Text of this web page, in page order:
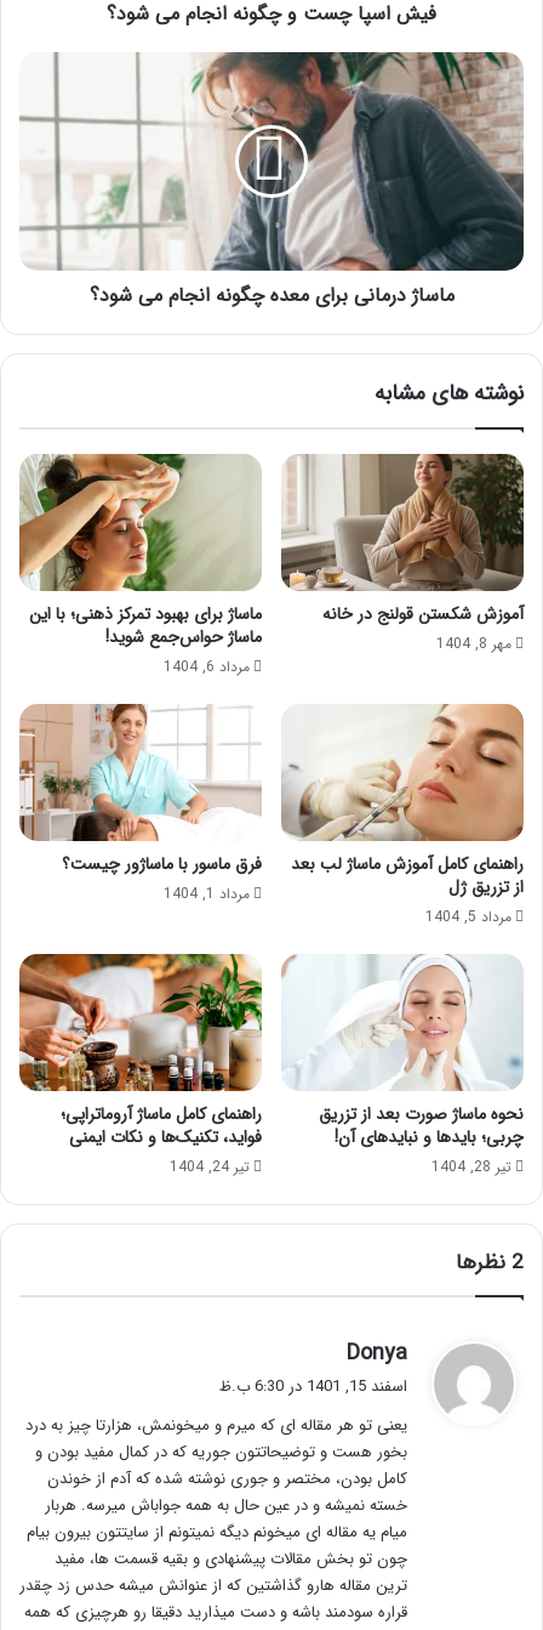
فیش اسپا چست و چگونه انجام می شود؟
ماساژ
درمانی
برای
معده
چگونه
انجام
می
شود؟
ماساژ درمانی برای معده چگونه انجام می شود؟
نوشته های مشابه
آموزش شکستن قولنج در خانه
مهر 8, 1404
ماساژ برای بهبود تمرکز ذهنی؛ با این
ماساژ حواس‌جمع شوید!
مرداد 6, 1404
راهنمای کامل آموزش ماساژ لب بعد
از تزریق ژل
مرداد 5, 1404
فرق ماسور با ماساژور چیست؟
مرداد 1, 1404
نحوه ماساژ صورت بعد از تزریق
چربی؛ بایدها و نبایدهای آن!
تیر 28, 1404
راهنمای کامل ماساژ آروماتراپی؛
فواید، تکنیک‌ها و نکات ایمنی
تیر 24, 1404
‫2 نظرها
Donya
:
اسفند 15, 1401 در 6:30 ب.ظ
یعنی تو هر مقاله ای که میرم و میخونمش، هزارتا چیز به درد
بخور هست و توضیحاتتون جوریه که در کمال مفید بودن و
کامل بودن، مختصر و جوری نوشته شده که آدم از خوندن
خسته نمیشه و در عین حال به همه جواباش میرسه. هربار
میام یه مقاله ای میخونم دیگه نمیتونم از سایتتون بیرون بیام
چون تو بخش مقالات پیشنهادی و بقیه قسمت ها، مفید
ترین مقاله هارو گذاشتین که از عنوانش میشه حدس زد چقدر
قراره سودمند باشه و دست میذارید دقیقا رو هرچیزی که همه